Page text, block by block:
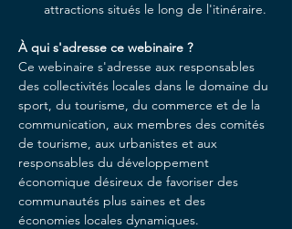
attractions situés le long de l'itinéraire.
À qui s'adresse ce webinaire ?
Ce webinaire s'adresse aux responsables
des collectivités locales dans le domaine du
sport, du tourisme, du commerce et de la
communication, aux membres des comités
de tourisme, aux urbanistes et aux
responsables du développement
économique désireux de favoriser des
communautés plus saines et des
économies locales dynamiques.